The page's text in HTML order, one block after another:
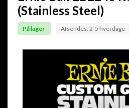
(Stainless Steel)
På lager Afsendes: 2-5 hverdage